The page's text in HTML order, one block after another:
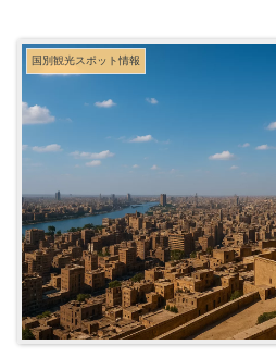
国別観光スポット情報